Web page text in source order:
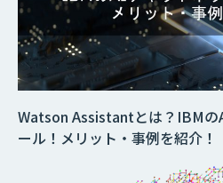
Watson Assistantとは？IBMの
ール！メリット・事例を紹介！